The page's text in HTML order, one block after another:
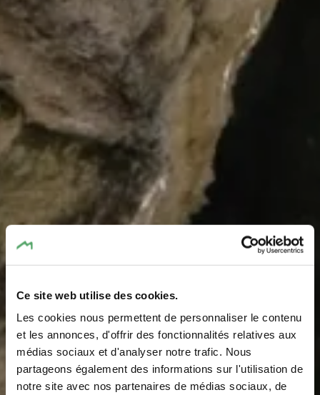
Ce site web utilise des cookies.
Les cookies nous permettent de personnaliser le contenu
et les annonces, d'offrir des fonctionnalités relatives aux
médias sociaux et d'analyser notre trafic. Nous
partageons également des informations sur l'utilisation de
notre site avec nos partenaires de médias sociaux, de
Felsformation
„Perekop"